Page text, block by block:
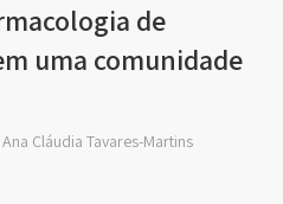
de
uma comunidade
Cláudia Tavares-Martins